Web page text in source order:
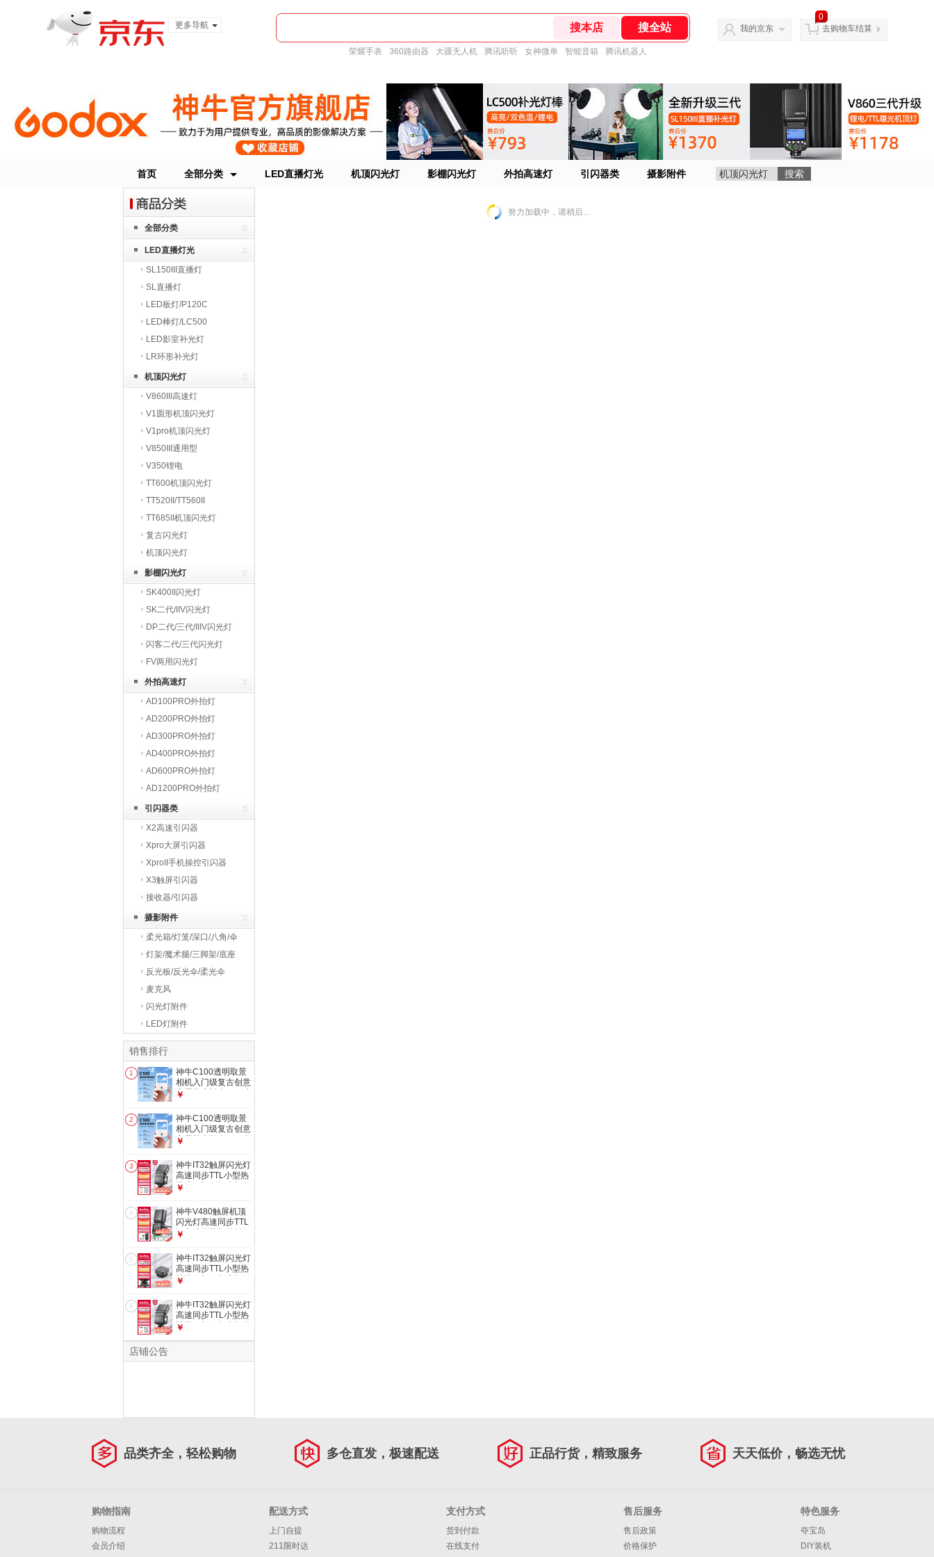
更多导航
荣耀手表 360路由器 大疆无人机 腾讯听听 女神微单 智能音箱 腾讯机器人
我的京东
0
去购物车结算
首页 全部分类 LED直播灯光 机顶闪光灯 影棚闪光灯 外拍高速灯 引闪器类 摄影附件
全部分类
LED直播灯光
SL150III直播灯
SL直播灯
LED板灯/P120C
LED棒灯/LC500
LED影室补光灯
LR环形补光灯
机顶闪光灯
V860III高速灯
V1圆形机顶闪光灯
V1pro机顶闪光灯
V850III通用型
V350锂电
TT600机顶闪光灯
TT520II/TT560II
TT685II机顶闪光灯
复古闪光灯
机顶闪光灯
影棚闪光灯
SK400II闪光灯
SK二代/IIV闪光灯
DP二代/三代/IIIV闪光灯
闪客二代/三代闪光灯
FV两用闪光灯
外拍高速灯
AD100PRO外拍灯
AD200PRO外拍灯
AD300PRO外拍灯
AD400PRO外拍灯
AD600PRO外拍灯
AD1200PRO外拍灯
引闪器类
X2高速引闪器
Xpro大屏引闪器
XproII手机操控引闪器
X3触屏引闪器
接收器/引闪器
摄影附件
柔光箱/灯笼/深口/八角/伞
式灯架/魔术腿/三脚架/底座
反光板/反光伞/柔光伞
麦克风
闪光灯附件
LED灯附件
销售排行
1
神牛C100透明取景
相机入门级复古创意
家用学生随身vlog独
拍照/录像功随意换
内存卡
￥
2
神牛C100透明取景
相机入门级复古创意
家用学生随身vlog小
C100相机+TF卡
32G
￥
3
神牛IT32触屏闪光灯
高速同步TTL小型热
靴接口机顶闪光灯外
【IT32+磁吸引闪器
X5】索尼版
￥
4
神牛V480触屏机顶
闪光灯高速同步TTL
锂电池热靴灯外拍便
尼版】
￥
5
神牛IT32触屏闪光灯
高速同步TTL小型热
靴接口机顶闪光灯便
件【磁吸引闪器X5
S】
￥
6
神牛IT32触屏闪光灯
高速同步TTL小型热
靴接口机顶闪光灯外
￥
店铺公告
努力加载中，请稍后...
品类齐全，轻松购物 多仓直发，极速配送 正品行货，精致服务 天天低价，畅选无忧
购物指南
购物流程
会员介绍
配送方式
上门自提
211限时达
支付方式
货到付款
在线支付
售后服务
售后政策
价格保护
特色服务
夺宝岛
DIY装机